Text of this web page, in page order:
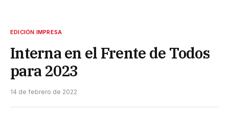
EDICIÓN IMPRESA
Interna en el Frente de Todos
para 2023
14 de febrero de 2022